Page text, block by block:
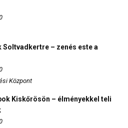
– zenés este a
Központ
Kiskőrösön – élményekkel teli